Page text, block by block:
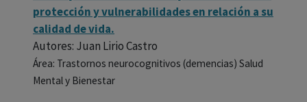
protección y vulnerabilidades en relación a su
calidad de vida.
Autores: Juan Lirio Castro
Área: Trastornos neurocognitivos (demencias) Salud
Mental y Bienestar